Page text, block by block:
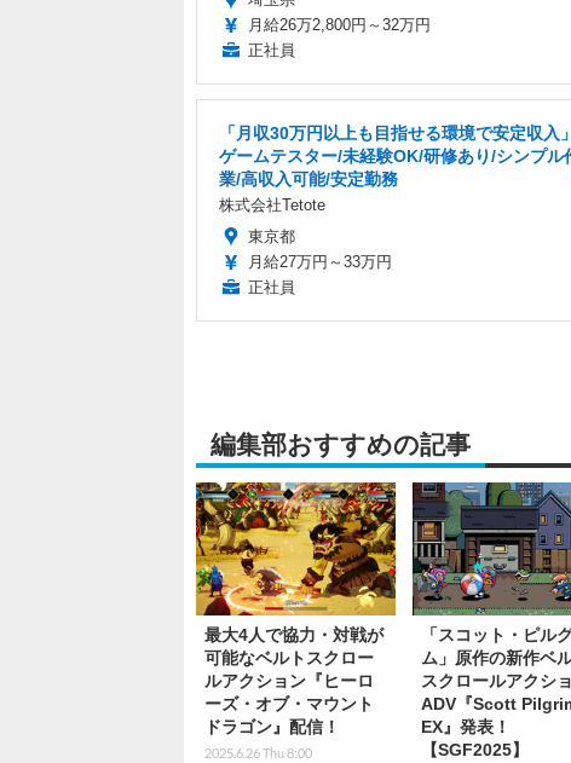
月給26万2,800円～32万円
正社員
「月収30万円以上も目指せる環境で安定収入」
ゲームテスター/未経験OK/研修あり/シンプル
業/高収入可能/安定勤務
株式会社Tetote
東京都
月給27万円～33万円
正社員
編集部おすすめの記事
最大4人で協力・対戦が
可能なベルトスクロー
ルアクション『ヒーロ
ーズ・オブ・マウント
ドラゴン』配信！
2025.6.26 Thu 8:00
「スコット・ピル
ム」原作の新作ベ
スクロールアクシ
ADV『Scott
EX』発表！
【SGF2025】